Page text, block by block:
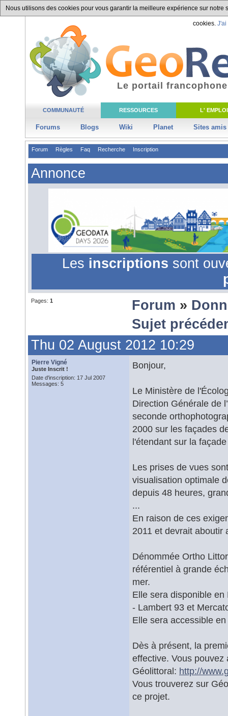
Nous utilisons des cookies pour vous garantir la meilleure expérience sur
cookies. J'ai
COMMUNAUTÉ RESSOURCES L' EMPLOI
Forums Blogs Wiki Planet Sites amis
Le portail
Forum Règles Faq Recherche Inscription
Annonce
Les inscriptions sont
Pages: 1 Forum »
Sujet
Thu 02 August 2012 10:29
Pierre Vigné
Juste Inscrit !
Date d'inscription: 17 Jul 2007
Messages: 5
Bonjour,
Le Ministère de
Direction Générale de
seconde
2000 sur les façades
l'étendant sur la
Les prises de vues
visualisation optimale
depuis 48 heures,
...
En raison de ces
2011 et devrait aboutir
Dénommée Ortho
référentiel à grande
mer.
Elle sera disponible
- Lambert 93 et
Elle sera accessible
Dès à présent, la
effective. Vous
Géolittoral: http://
Vous trouverez sur
ce projet.